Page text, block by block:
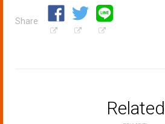
Share
Related